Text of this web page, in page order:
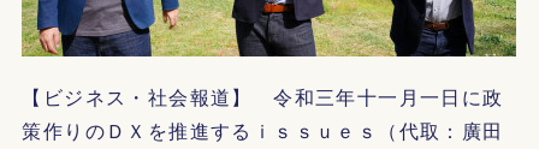
【ビジネス・社会報道】 令和三年十一月一日に政
策作りのＤＸを推進するｉｓｓｕｅｓ（代取：廣田